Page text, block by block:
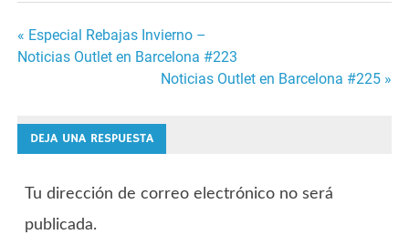
Navegación
entradas
« Especial Rebajas Invierno –
Noticias Outlet en Barcelona #223
Noticias Outlet en Barcelona #225 »
DEJA UNA RESPUESTA
Tu dirección de correo electrónico no será
publicada.